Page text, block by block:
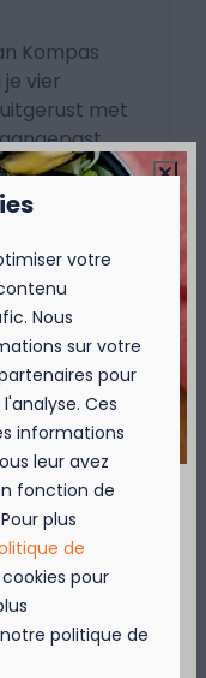
Kompas
vier
met
beperking.
in
de
verwarmd
van 50%
personen
votre
Nous
sur votre
pour
Ces
informations
leur avez
fonction de
plus
de
pour
politique de